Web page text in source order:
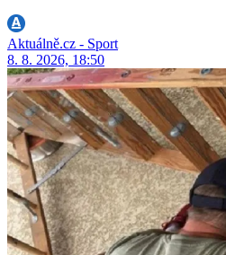
Aktuálně.cz - Sport
8. 8. 2026, 18:50